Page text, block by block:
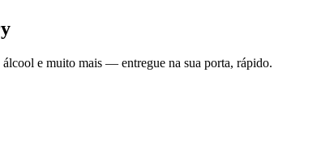
e muito mais — entregue na sua porta, rápido.